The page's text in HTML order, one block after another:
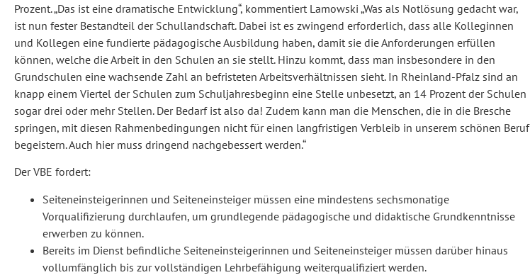
Prozent. „Das ist eine dramatische Entwicklung“, kommentiert Lamowski „Was als Notlösung gedacht war,
ist nun fester Bestandteil der Schullandschaft. Dabei ist es zwingend erforderlich, dass alle Kolleginnen
und Kollegen eine fundierte pädagogische Ausbildung haben, damit sie die Anforderungen erfüllen
können, welche die Arbeit in den Schulen an sie stellt. Hinzu kommt, dass man insbesondere in den
Grundschulen eine wachsende Zahl an befristeten Arbeitsverhältnissen sieht. In Rheinland-Pfalz sind an
knapp einem Viertel der Schulen zum Schuljahresbeginn eine Stelle unbesetzt, an 14 Prozent der Schulen
sogar drei oder mehr Stellen. Der Bedarf ist also da! Zudem kann man die Menschen, die in die Bresche
springen, mit diesen Rahmenbedingungen nicht für einen langfristigen Verbleib in unserem schönen Beruf
begeistern. Auch hier muss dringend nachgebessert werden.“
Der VBE fordert:
Seiteneinsteigerinnen und Seiteneinsteiger müssen eine mindestens sechsmonatige
Vorqualifizierung durchlaufen, um grundlegende pädagogische und didaktische Grundkenntnisse
erwerben zu können.
Bereits im Dienst befindliche Seiteneinsteigerinnen und Seiteneinsteiger müssen darüber hinaus
vollumfänglich bis zur vollständigen Lehrbefähigung weiterqualifiziert werden.